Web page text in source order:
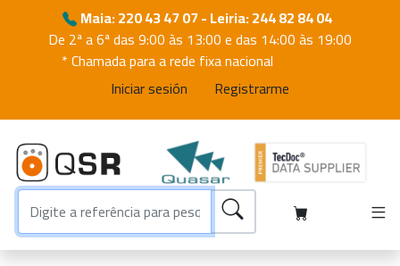
Maia: 220 43 47 07 - Leiria: 244 82 84 04
De 2ª a 6ª das 9:00 às 13:00 e das 14:00 às 19:00
* Chamada para a rede fixa nacional
Iniciar sesión
Registrarme